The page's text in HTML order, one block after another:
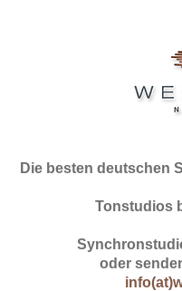
Die besten deutschen
Tonstudios
oder